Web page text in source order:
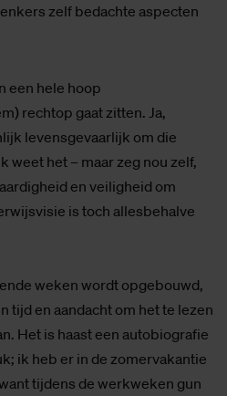
zelf bedachte aspecten
een hele hoop
rechtop gaat zitten. Ja,
levensgevaarlijk om die
weet het – maar zeg nou zelf,
en veiligheid om
is toch allesbehalve
weken wordt opgebouwd,
tijd en aandacht om het te lezen
Het is haast een autobiografie
ik heb er in de zomervakantie
tijdens de werkweken gun